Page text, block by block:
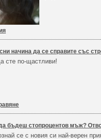
начина да се справите със
сте по-щастливи!
бъдеш стопроцентов мъж?
се с новия си най-верен